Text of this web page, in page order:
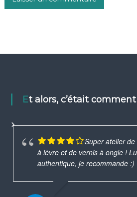
Et alors, c’était
Super atelier
à lèvre et de vernis à ongle !
authentique, je recommande :)